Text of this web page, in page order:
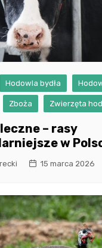
Hodowla bydła
Zboża Zwierzęta
– rasy
w
15 marca 2026